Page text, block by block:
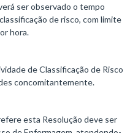
ser observado o tempo
de risco, com limite
hora.
de Classificação de Risco
concomitantemente.
esta Resolução deve ser